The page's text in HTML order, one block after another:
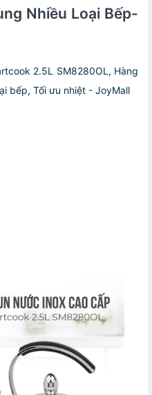
Nhiều Loại Bếp-
2.5L SM8280OL, Hàng
bếp, Tối ưu nhiệt - JoyMall